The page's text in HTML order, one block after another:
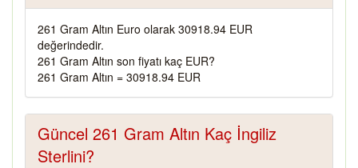
261 Gram Altın Euro olarak 30918.94 EUR
değerindedir.
261 Gram Altın son fiyatı kaç EUR?
261 Gram Altın = 30918.94 EUR
Güncel 261 Gram Altın Kaç İngiliz
Sterlini?